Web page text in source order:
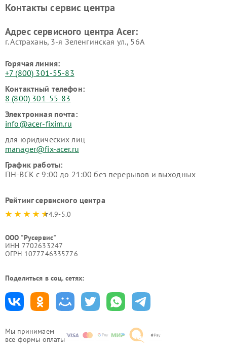
Мы принимаем
все формы оплаты
Контакты сервис центра
Адрес сервисного центра Acer:
г. Астрахань, 3-я Зеленгинская ул., 56А
Горячая линия:
+7 (800) 301-55-83
Контактный телефон:
8 (800) 301-55-83
Электронная почта:
info@acer-fixim.ru
для юридических лиц
manager@fix-acer.ru
График работы:
ПН-ВСК с 9:00 до 21:00 без перерывов и выходных
Рейтинг сервисного центра
4.9-5.0
ООО "Русервис"
ИНН 7702633247
ОГРН 1077746335776
Поделиться в соц. сетях: